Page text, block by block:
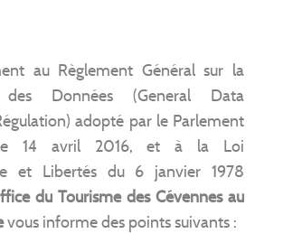
au Règlement Général sur la
des Données (General Data
adopté par le Parlement
le 14 avril 2016, et à la Loi
et Libertés du 6 janvier 1978
du Tourisme des Cévennes au
vous informe des points suivants :